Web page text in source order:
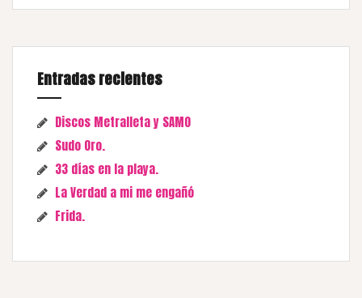
Entradas recientes
Discos Metralleta y SAMO
Sudo Oro.
33 días en la playa.
La Verdad a mi me engañó
Frida.